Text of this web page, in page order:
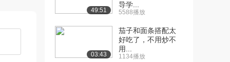
讲（中）
[12] 餐饮空间与尺度第一
49:51
导学...
5588播放
03:43
茄子和面条搭配太
好吃了，不用炒不
用...
1134播放